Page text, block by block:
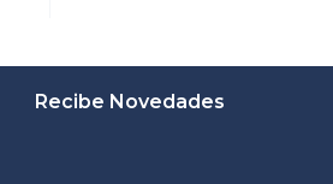
Recibe Novedades